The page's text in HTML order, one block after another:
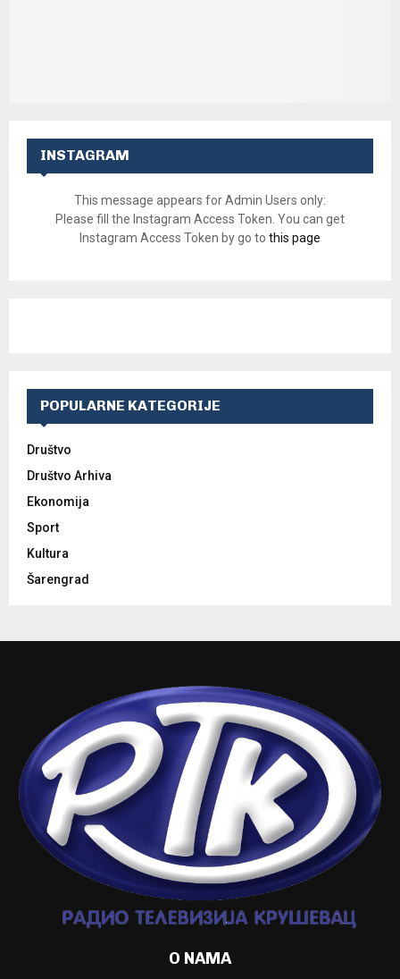
INSTAGRAM
This message appears for Admin Users only:
Please fill the Instagram Access Token. You can get
Instagram Access Token by go to this page
POPULARNE KATEGORIJE
Društvo
Društvo Arhiva
Ekonomija
Sport
Kultura
Šarengrad
O NAMA